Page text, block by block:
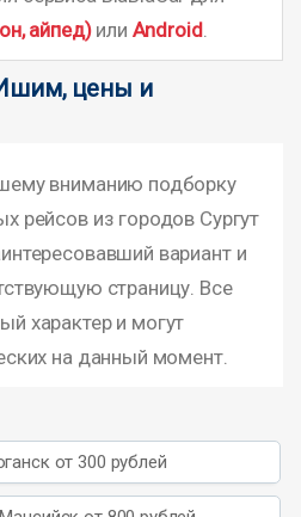
айпед)или Android.
цены и
вниманию подборку
рейсов из городов Сургут
вариант и
страницу. Все
характер и могут
на данный момент.
от 300 рублей